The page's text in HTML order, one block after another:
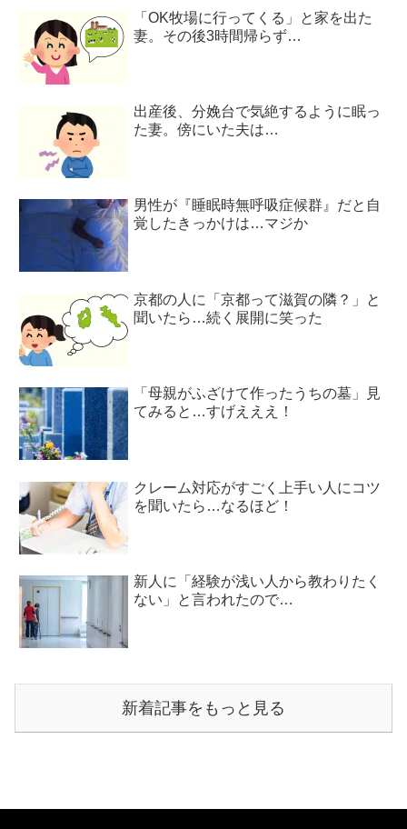
「OK牧場に行ってくる」と家を出た
妻。その後3時間帰らず…
出産後、分娩台で気絶するように眠っ
た妻。傍にいた夫は…
男性が『睡眠時無呼吸症候群』だと自
覚したきっかけは…マジか
京都の人に「京都って滋賀の隣？」と
聞いたら…続く展開に笑った
「母親がふざけて作ったうちの墓」見
てみると…すげえええ！
クレーム対応がすごく上手い人にコツ
を聞いたら…なるほど！
新人に「経験が浅い人から教わりたく
ない」と言われたので…
新着記事をもっと見る